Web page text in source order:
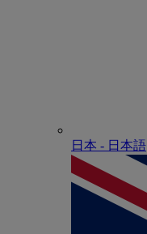
日本 - ⽇本語